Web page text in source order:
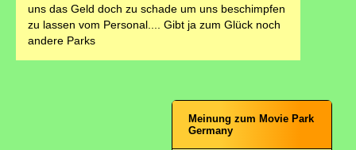
uns das Geld doch zu schade um uns beschimpfen
zu lassen vom Personal.... Gibt ja zum Glück noch
andere Parks
Meinung zum Movie Park
Germany